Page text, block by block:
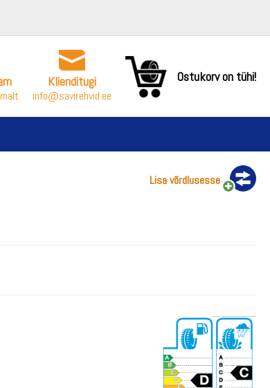
Klienditugi
info@savirehvid.ee
Ostukorv on tühi!
Lisa võrdlusesse